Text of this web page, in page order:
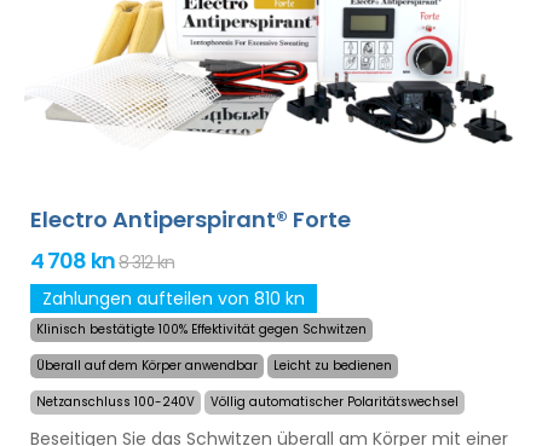
Achselhöhlen (im Grundpaket enthalten). Mit
zusätzlichen Adaptern kann auch übermäßiges
Schwitzen des Kopfes, der Stirn, des Bauches, des
Rückens, des Gesäßes, der Brust und anderer Körperteile
erfolgreich und langanhaltend behandelt werden.
Geld-
sowie kostenloser Expressversand weltweit!
Electro Antiperspirant® Forte
4 708 kn8 312 kn
Zahlungen aufteilen von 810 kn
Klinisch bestätigte 100% Effektivität gegen Schwitzen
Überall auf dem Körper anwendbar
Leicht zu bedienen
Netzanschluss 100-240V
Völlig automatischer Polaritätswechsel
Beseitigen Sie das Schwitzen überall am Körper mit einer